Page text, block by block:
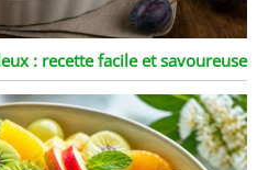
: recette facile et savoureuse